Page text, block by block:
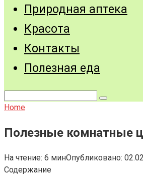
Природная аптека
Красота
Контакты
Полезная еда
Home
Полезные комнатные
На чтение: 6 минОпубликовано:
Содержание